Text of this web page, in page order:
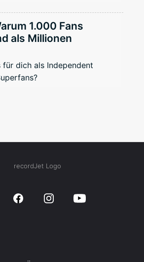
1.000 Fans
als Millionen
für dich als Independent